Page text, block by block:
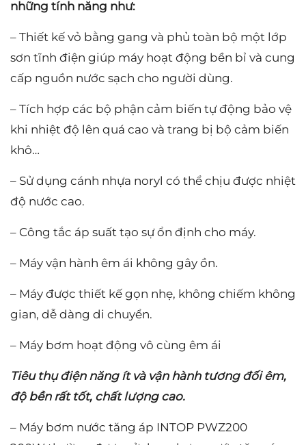
những tính năng như:
– Thiết kế vỏ bằng gang và phủ toàn bộ một lớp
sơn tĩnh điện giúp máy hoạt động bền bỉ và cung
cấp nguồn nước sạch cho người dùng.
– Tích hợp các bộ phận cảm biến tự động bảo vệ
khi nhiệt độ lên quá cao và trang bị bộ cảm biến
khô…
– Sử dụng cánh nhựa noryl có thể chịu được nhiệt
độ nước cao.
– Công tắc áp suất tạo sự ổn định cho máy.
– Máy vận hành êm ái không gây ồn.
– Máy được thiết kế gọn nhẹ, không chiếm không
gian, dễ dàng di chuyển.
– Máy bơm hoạt động vô cùng êm ái
Tiêu thụ điện năng ít và vận hành tương đối êm,
độ bền rất tốt, chất lượng cao.
– Máy bơm nước tăng áp INTOP PWZ200